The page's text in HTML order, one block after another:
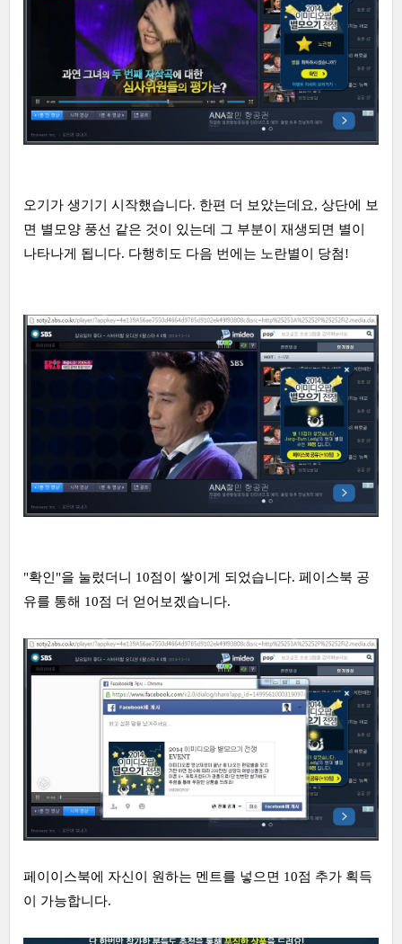
오기가 생기기 시작했습니다. 한편 더 보았는데요, 상단에 보
면 별모양 풍선 같은 것이 있는데 그 부분이 재생되면 별이
나타나게 됩니다. 다행히도 다음 번에는 노란별이 당첨!
"확인"을 눌렀더니 10점이 쌓이게 되었습니다. 페이스북 공
유를 통해 10점 더 얻어보겠습니다.
페이이스북에 자신이 원하는 멘트를 넣으면 10점 추가 획득
이 가능합니다.